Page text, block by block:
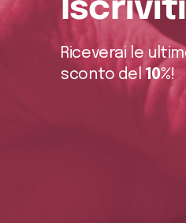
Riceverai le
sconto del10%!